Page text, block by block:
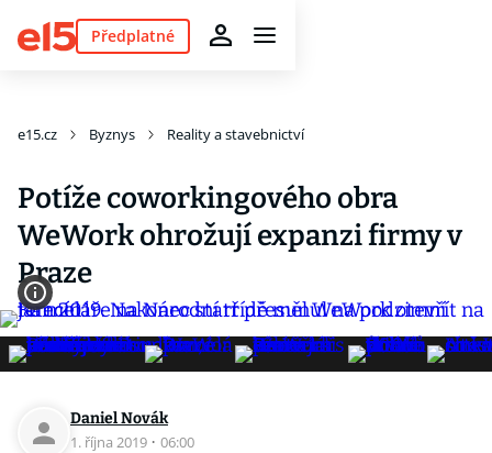
Předplatné
e15.cz Byznys Reality a stavebnictví
Potíže coworkingového obra
WeWork ohrožují expanzi firmy v
Praze
Daniel Novák
1. října 2019 · 06:00